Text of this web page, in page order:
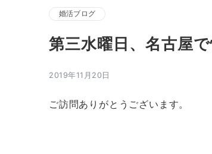
婚活ブログ
第三水曜日、名古屋
2019年11月20日
ご訪問ありがとうございます。